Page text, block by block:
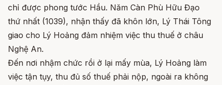
chỉ được phong tước Hầu. Năm Càn Phù Hữu Đạo
thứ nhất (1039), nhận thấy đã khôn lớn, Lý Thái Tông
giao cho Lý Hoảng đảm nhiệm việc thu thuế ở châu
Nghệ An.
Đến nơi nhậm chức rồi ở lại mấy mùa, Lý Hoảng làm
việc tận tụy, thu đủ số thuế phải nộp, ngoài ra không